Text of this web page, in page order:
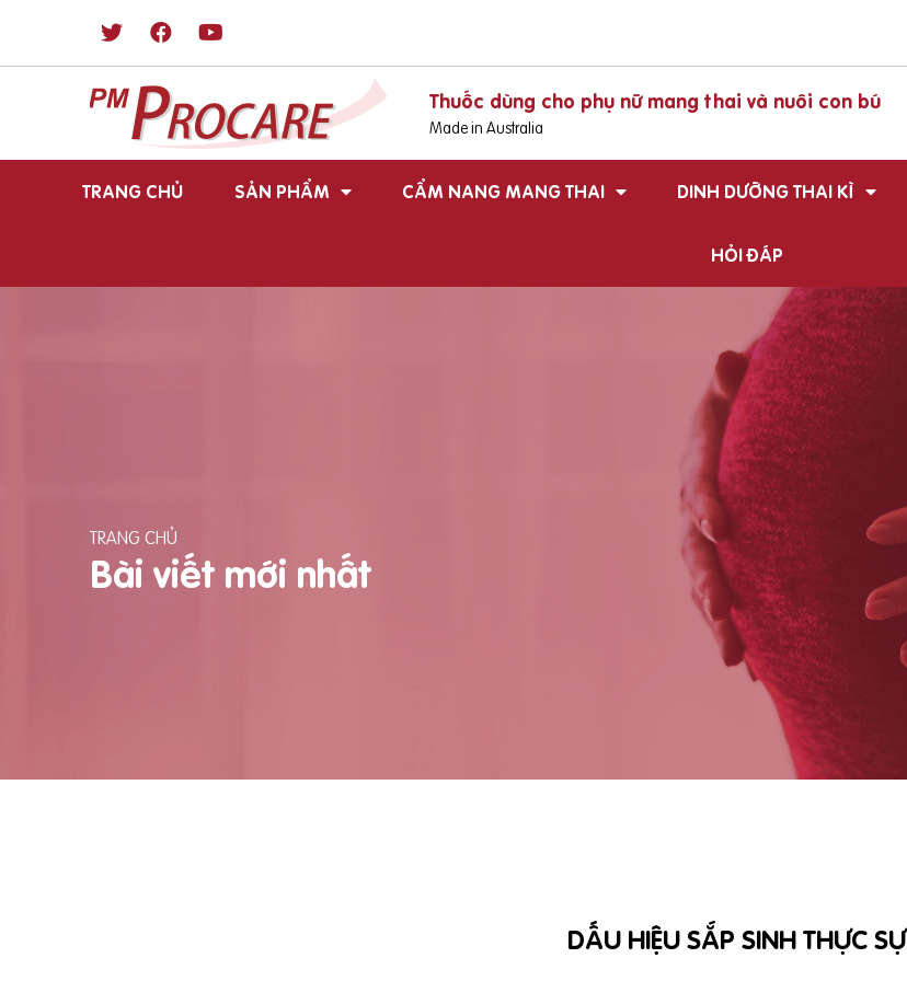
Thuốc dùng cho phụ nữ mang thai và nuôi con bú
Made in Australia
TRANG CHỦ SẢN PHẨM CẨM NANG MANG THAI DINH DƯỠNG THAI KÌ
HỎI ĐÁP
TRANG CHỦ
Bài viết mới nhất
DẤU HIỆU SẮP SINH THỰC SỰ